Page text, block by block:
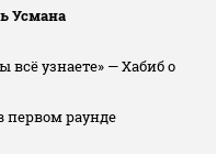
Усмана
всё узнаете» — Хабиб о
первом раунде